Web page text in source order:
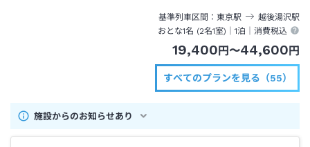
基準列車区間 東京駅 越後湯沢駅
おとな1名 (2名1室)｜1泊 ｜消費税込
19,400 円 〜44,600 円
すべてのプランを見る（55）
施設からのお知らせあり